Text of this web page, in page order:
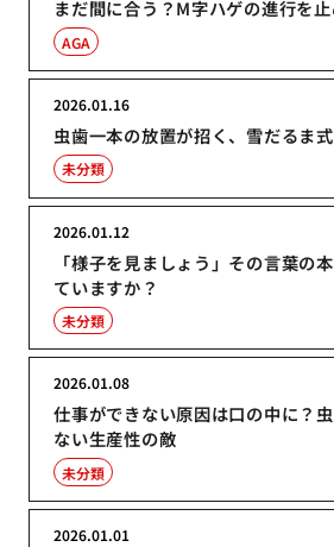
まだ間に合う？M字ハゲの進行を
AGA
虫歯一本の放置が招く、雪だるま式
2026.01.16
未分類
「様子を見ましょう」その言葉の
ていますか？
2026.01.12
未分類
仕事ができない原因は口の中に？
ない生産性の敵
2026.01.08
未分類
2026.01.01